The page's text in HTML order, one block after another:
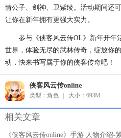
情公子、剑神、卫紫绫。活动期间还
让你在新年拥有更强大实力。
参与《侠客风云传OL》新年开年
世界，体验无尽的武林传奇，绽放你
动，快来书写属于你的侠客传奇吧！
侠客风云传online
类型：角色 大小：693M
相关文章
《侠客风云传online》手游 人物介绍-